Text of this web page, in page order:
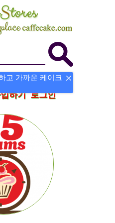
고 가까운 케이크
하기 로그인